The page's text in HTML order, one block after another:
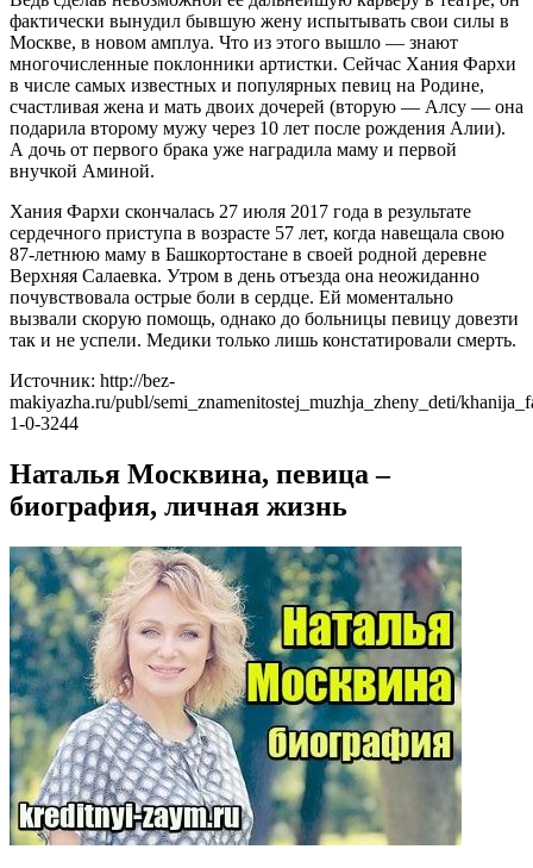
фактически вынудил бывшую жену испытывать свои силы в
Москве, в новом амплуа. Что из этого вышло — знают
многочисленные поклонники артистки. Сейчас Хания Фархи
в числе самых известных и популярных певиц на Родине,
счастливая жена и мать двоих дочерей (вторую — Алсу — она
подарила второму мужу через 10 лет после рождения Алии).
А дочь от первого брака уже наградила маму и первой
внучкой Аминой.
Хания Фархи скончалась 27 июля 2017 года в результате
сердечного приступа в возрасте 57 лет, когда навещала свою
87-летнюю маму в Башкортостане в своей родной деревне
Верхняя Салаевка. Утром в день отъезда она неожиданно
почувствовала острые боли в сердце. Ей моментально
вызвали скорую помощь, однако до больницы певицу довезти
так и не успели. Медики только лишь констатировали смерть.
Источник: http://bez-
makiyazha.ru/publ/semi_znamenitostej_muzhja_zheny_deti/
1-0-3244
Наталья Москвина, певица –
биография, личная жизнь